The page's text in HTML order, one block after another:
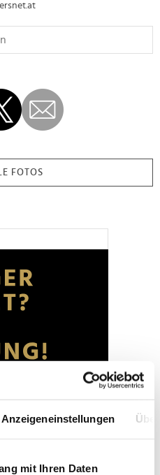
Anzeigeneinstellungen
mit Ihren Daten
FOTOS